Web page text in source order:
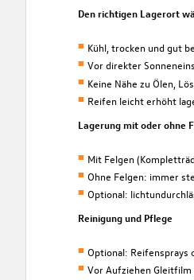
Den richtigen Lagerort
Kühl, trocken und gut
Vor direkter
Keine Nähe zu Ölen,
Reifen leicht erhöht
Lagerung mit oder ohne
Mit Felgen
Ohne Felgen: immer
Optional:
Reinigung und Pflege
Optional:
Vor Aufziehen